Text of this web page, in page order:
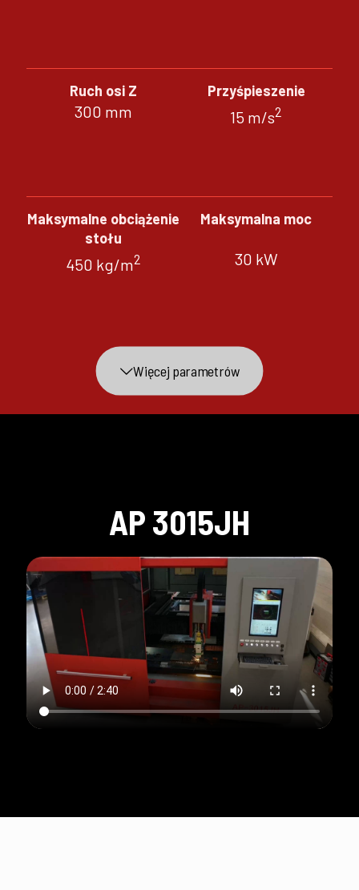
Ruch osi Z Przyśpieszenie
300 mm 15 m/s2
Maksymalne obciążenie
stołu
Maksymalna moc
450 kg/m2 30 kW
Więcej parametrów
AP 3015JH